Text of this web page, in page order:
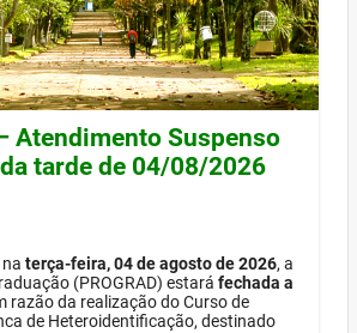
Atendimento Suspenso
tarde de 04/08/2026
terça-feira, 04 de agosto de 2026, a
(PROGRAD) estará fechada a
razão da realização do Curso de
de Heteroidentificação, destinado